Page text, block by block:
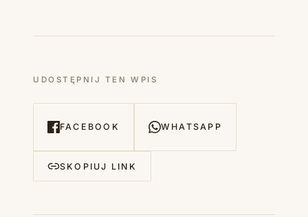
UDOSTĘPNIJ TEN WPIS
FACEBOOK WHATSAPP
SKOPIUJ LINK